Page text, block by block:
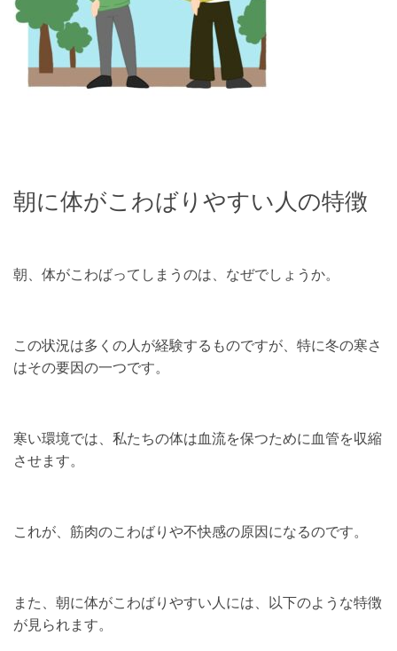
朝に体がこわばりやすい人の特徴
朝、体がこわばってしまうのは、なぜでしょうか。
この状況は多くの人が経験するものですが、特に冬の寒さ
はその要因の一つです。
寒い環境では、私たちの体は血流を保つために血管を収縮
させます。
これが、筋肉のこわばりや不快感の原因になるのです。
また、朝に体がこわばりやすい人には、以下のような特徴
が見られます。